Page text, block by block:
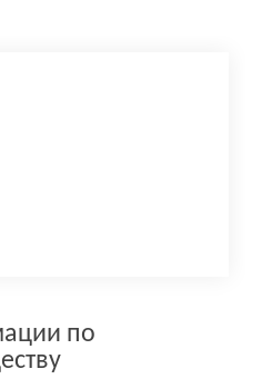
по